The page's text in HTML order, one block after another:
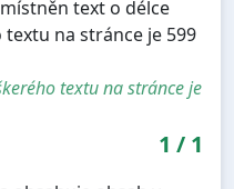
text o délce
na stránce je 599
textu na stránce je
1 / 1